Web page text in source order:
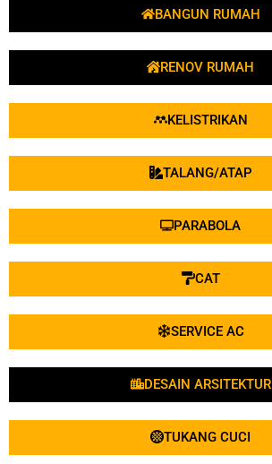
SERVICE AC
DESAIN ARSITEKTUR
TUKANG CUCI
FURNITUR
KITCHEN SET
WALLPAPER
LANTAI/KERAMIK
KUSEN/PINTU
ELEKTRONIK